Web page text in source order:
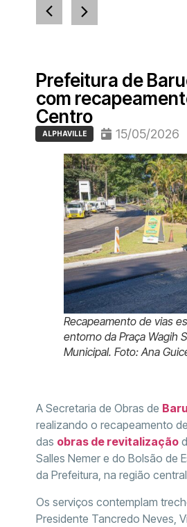
Prefeitura de
com
Centro
ALPHAVILLE 15/05/2026
Recapeamento de vias
entorno da Praça Wagih
Municipal. Foto: Ana
A Secretaria de Obras de
realizando o recapeamento
das obras de revitalização
Salles Nemer e do Bolsão de
da Prefeitura, na região
Os serviços contemplam
Presidente Tancredo Neves,